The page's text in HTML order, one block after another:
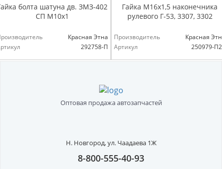
болта шатуна дв. ЗМЗ-402
СП М10х1
Красная Этна
292758-П
Гайка М16х1,5 наконечника
рулевого Г-53, 3307, 3302
Производитель
Красная
Артикул
250979-
Оптовая продажа автозапчастей
Н. Новгород,ул. Чаадаева 1Ж
8-800-555-40-93